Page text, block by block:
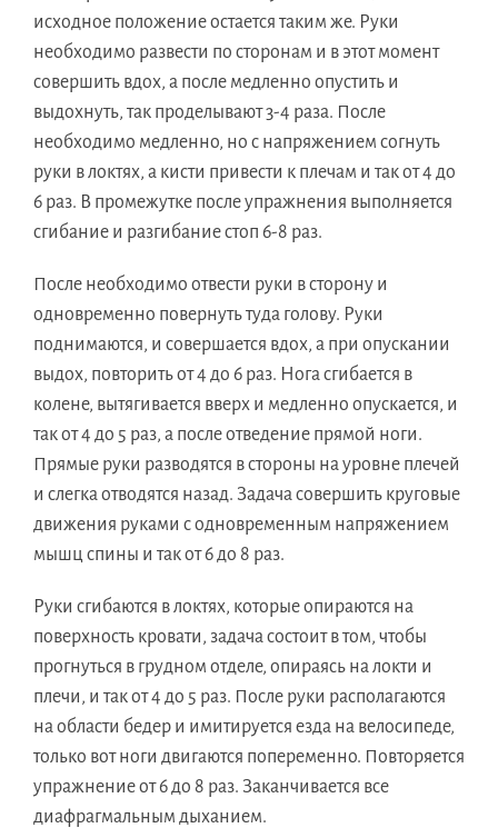
исходное положение остается таким же. Руки
необходимо развести по сторонам и в этот момент
совершить вдох, а после медленно опустить и
выдохнуть, так проделывают 3-4 раза. После
необходимо медленно, но с напряжением согнуть
руки в локтях, а кисти привести к плечам и так от 4 до
6 раз. В промежутке после упражнения выполняется
сгибание и разгибание стоп 6-8 раз.
После необходимо отвести руки в сторону и
одновременно повернуть туда голову. Руки
поднимаются, и совершается вдох, а при опускании
выдох, повторить от 4 до 6 раз. Нога сгибается в
колене, вытягивается вверх и медленно опускается, и
так от 4 до 5 раз, а после отведение прямой ноги.
Прямые руки разводятся в стороны на уровне плечей
и слегка отводятся назад. Задача совершить круговые
движения руками с одновременным напряжением
мышц спины и так от 6 до 8 раз.
Руки сгибаются в локтях, которые опираются на
поверхность кровати, задача состоит в том, чтобы
прогнуться в грудном отделе, опираясь на локти и
плечи, и так от 4 до 5 раз. После руки располагаются
на области бедер и имитируется езда на велосипеде,
только вот ноги двигаются попеременно. Повторяется
упражнение от 6 до 8 раз. Заканчивается все
диафрагмальным дыханием.